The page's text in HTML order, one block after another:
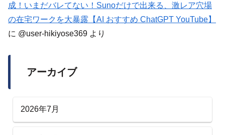
成！いまだバレてない！Sunoだけで出来る、激レア穴場
の在宅ワークを大暴露【AI おすすめ ChatGPT YouTube】
に @user-hikiyose369 より
アーカイブ
2026年7月